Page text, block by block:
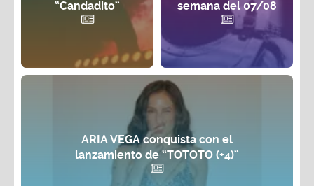
“Candadito”
semana del 07/08
ARIA VEGA conquista con el
lanzamiento de “TOTOTO (+4)”